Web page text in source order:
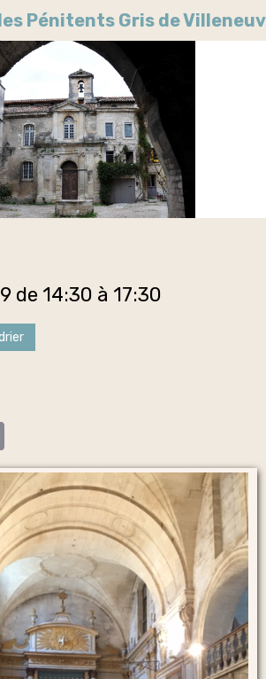
Pénitents Gris de
de 14:30 à 17:30